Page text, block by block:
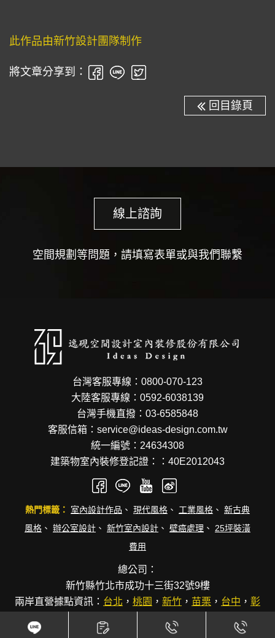
此作品由新竹設計團隊制作
將文章分享到：
回目錄頁
線上諮詢
空間規劃等問題，請填寫表單或與我們聯繫
台灣客服專線：0800-070-123
大陸客服專線：0592-6038139
台灣手機直撥：03-6585848
客服信箱：service@ideas-design.com.tw
統一編號：24634308
建築物室內裝修登記證：：40E2012043
熱門標籤： 室內設計作品 、 現代風格 、 工業風格 、 新古典
風格 、 辦公室設計 、 新竹室內設計 、 壁癌處理 、 25坪裝潢
費用
總公司：
新竹縣竹北市成功十三街32號9樓
兩岸直營據點資訊： 台北 ， 桃園 ， 新竹 ， 苗栗 ， 台中 ， 彰